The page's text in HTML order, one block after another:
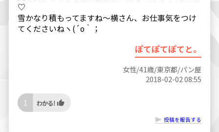
♡
雪かなり積もってますね〜横さん、お仕事気をつけ
てくださいねヽ(´o｀；
ぽてぽてぽてと。
女性/41歳/東京都/パン屋
2018-02-02 08:55
1
投稿を報告する